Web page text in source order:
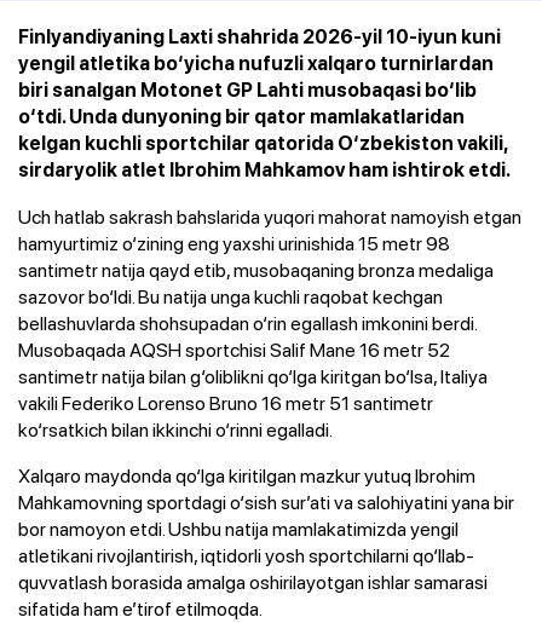
Finlyandiyaning Laxti shahrida 2026-yil 10-iyun kuni
yengil atletika bo‘yicha nufuzli xalqaro turnirlardan
biri sanalgan Motonet GP Lahti musobaqasi bo‘lib
o‘tdi. Unda dunyoning bir qator mamlakatlaridan
kelgan kuchli sportchilar qatorida O‘zbekiston vakili,
sirdaryolik atlet Ibrohim Mahkamov ham ishtirok etdi.
Uch hatlab sakrash bahslarida yuqori mahorat namoyish etgan
hamyurtimiz o‘zining eng yaxshi urinishida 15 metr 98
santimetr natija qayd etib, musobaqaning bronza medaliga
sazovor bo‘ldi. Bu natija unga kuchli raqobat kechgan
bellashuvlarda shohsupadan o‘rin egallash imkonini berdi.
Musobaqada AQSH sportchisi Salif Mane 16 metr 52
santimetr natija bilan g‘oliblikni qo‘lga kiritgan bo‘lsa, Italiya
vakili Federiko Lorenso Bruno 16 metr 51 santimetr
ko‘rsatkich bilan ikkinchi o‘rinni egalladi.
Xalqaro maydonda qo‘lga kiritilgan mazkur yutuq Ibrohim
Mahkamovning sportdagi o‘sish sur’ati va salohiyatini yana bir
bor namoyon etdi. Ushbu natija mamlakatimizda yengil
atletikani rivojlantirish, iqtidorli yosh sportchilarni qo‘llab-
quvvatlash borasida amalga oshirilayotgan ishlar samarasi
sifatida ham e’tirof etilmoqda.